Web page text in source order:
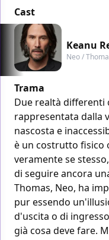
Cast
Keanu
Neo /
Trama
Due realtà differenti
rappresentata dalla
nascosta e
è un costrutto fisico
veramente se
di seguire ancora
Thomas, Neo, ha
pur essendo
d'uscita o di
già cosa deve fare.